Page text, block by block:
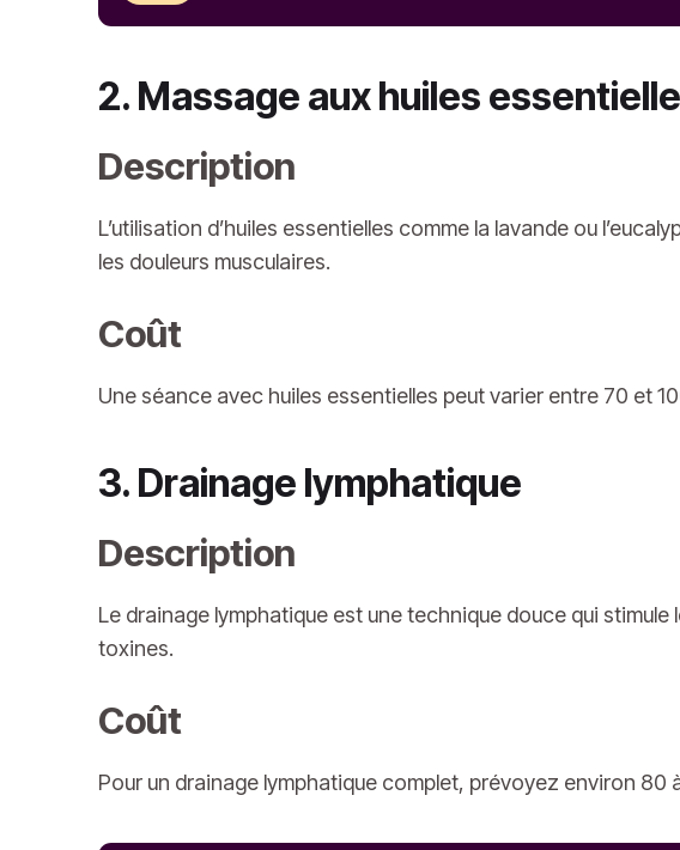
2. Massage aux huiles
Description
L’utilisation d’huiles essentielles comme la lavande ou
les douleurs musculaires.
Coût
Une séance avec huiles essentielles peut varier entre 70 et
3. Drainage lymphatique
Description
Le drainage lymphatique est une technique douce qui
toxines.
Coût
Pour un drainage lymphatique complet, prévoyez environ 80